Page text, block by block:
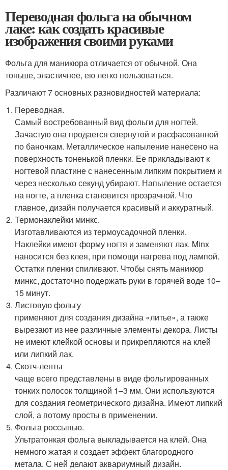
Переводная фольга на обычном
лаке: как создать красивые
изображения своими руками
Фольга для маникюра отличается от обычной. Она
тоньше, эластичнее, ею легко пользоваться.
Различают 7 основных разновидностей материала:
Переводная.
Самый востребованный вид фольги для ногтей.
Зачастую она продается свернутой и расфасованной
по баночкам. Металлическое напыление нанесено на
поверхность тоненькой пленки. Ее прикладывают к
ногтевой пластине с нанесенным липким покрытием и
через несколько секунд убирают. Напыление остается
на ногте, а пленка становится прозрачной. Что
главное, дизайн получается красивый и аккуратный.
Термонаклейки минкс.
Изготавливаются из термоусадочной пленки.
Наклейки имеют форму ногтя и заменяют лак. Minx
наносится без клея, при помощи нагрева под лампой.
Остатки пленки спиливают. Чтобы снять маникюр
минкс, достаточно подержать руки в горячей воде 10–
15 минут.
Листовую фольгу
применяют для создания дизайна «литье», а также
вырезают из нее различные элементы декора. Листы
не имеют клейкой основы и прикрепляются на клей
или липкий лак.
Скотч-ленты
чаще всего представлены в виде фольгированных
тонких полосок толщиной 1–3 мм. Они используются
для создания геометрического дизайна. Имеют липкий
слой, а потому просты в применении.
Фольга россыпью.
Ультратонкая фольга выкладывается на клей. Она
немного жатая и создает эффект благородного
метала. С ней делают аквариумный дизайн.